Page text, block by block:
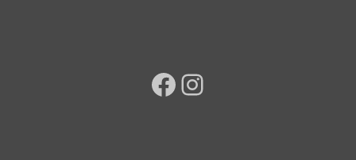
Facebook Instagram